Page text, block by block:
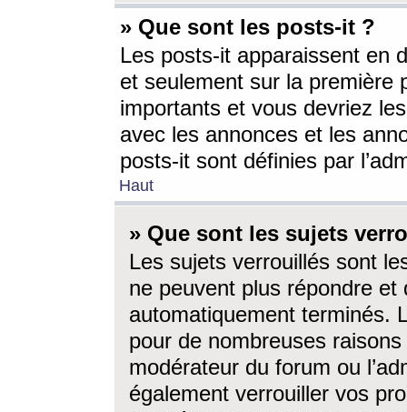
» Que sont les posts-it ?
Les posts-it apparaissent en
et seulement sur la première
importants et vous devriez
avec les annonces et les
posts-it sont définies par
Haut
» Que sont les sujets
Les sujets verrouillés sont
ne peuvent plus répondre
automatiquement terminés.
pour de nombreuses
modérateur du forum ou
également verrouiller vos